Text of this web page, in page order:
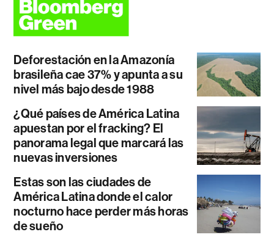
Deforestación en la Amazonía
brasileña cae 37% y apunta a su
nivel más bajo desde 1988
¿Qué países de América Latina
apuestan por el fracking? El
panorama legal que marcará las
nuevas inversiones
Estas son las ciudades de
América Latina donde el calor
nocturno hace perder más horas
de sueño